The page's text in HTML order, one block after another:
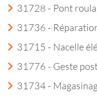
31728 - Pont
31736 -
31715 - Nacelle
31776 - Geste
31734 -